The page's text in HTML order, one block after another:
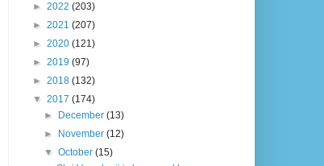
► 2022 (203)
► 2021 (207)
► 2020 (121)
► 2019 (97)
► 2018 (132)
▼ 2017 (174)
►
December(13)
►
November(12)
▼October(15)